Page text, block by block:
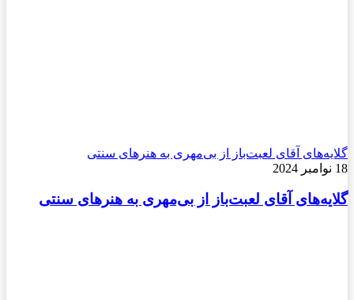
گلایه‌های آقای لعبت‌باز از بی‌مهری به هنرهای سنتی
18 نوامبر 2024
گلایه‌های آقای لعبت‌باز از بی‌مهری به هنرهای سنتی